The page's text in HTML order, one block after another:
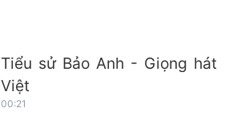
Tiểu sử Bảo Anh - Giọng hát
Việt
00:21